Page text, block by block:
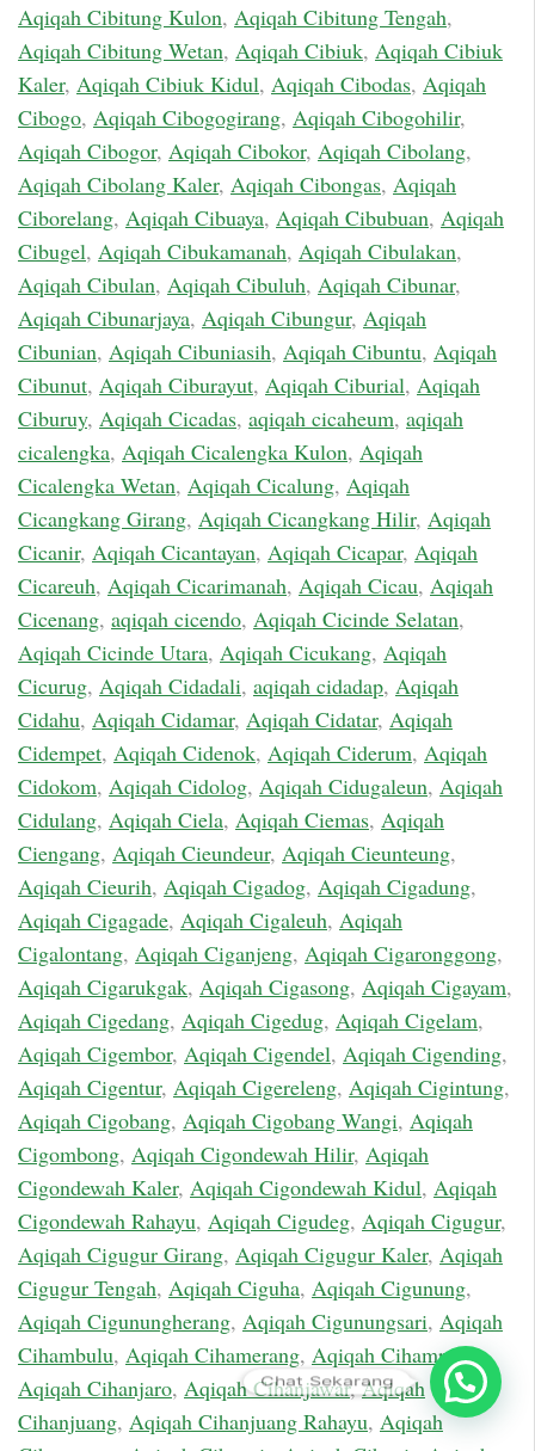
Aqiqah Cibitung Kulon, Aqiqah Cibitung Tengah,
Aqiqah Cibitung Wetan, Aqiqah Cibiuk, Aqiqah Cibiuk
Kaler, Aqiqah Cibiuk Kidul, Aqiqah Cibodas, Aqiqah
Cibogo, Aqiqah Cibogogirang, Aqiqah Cibogohilir,
Aqiqah Cibogor, Aqiqah Cibokor, Aqiqah Cibolang,
Aqiqah Cibolang Kaler, Aqiqah Cibongas, Aqiqah
Ciborelang, Aqiqah Cibuaya, Aqiqah Cibubuan, Aqiqah
Cibugel, Aqiqah Cibukamanah, Aqiqah Cibulakan,
Aqiqah Cibulan, Aqiqah Cibuluh, Aqiqah Cibunar,
Aqiqah Cibunarjaya, Aqiqah Cibungur, Aqiqah
Cibunian, Aqiqah Cibuniasih, Aqiqah Cibuntu, Aqiqah
Cibunut, Aqiqah Ciburayut, Aqiqah Ciburial, Aqiqah
Ciburuy, Aqiqah Cicadas, aqiqah cicaheum, aqiqah
cicalengka, Aqiqah Cicalengka Kulon, Aqiqah
Cicalengka Wetan, Aqiqah Cicalung, Aqiqah
Cicangkang Girang, Aqiqah Cicangkang Hilir, Aqiqah
Cicanir, Aqiqah Cicantayan, Aqiqah Cicapar, Aqiqah
Cicareuh, Aqiqah Cicarimanah, Aqiqah Cicau, Aqiqah
Cicenang, aqiqah cicendo, Aqiqah Cicinde Selatan,
Aqiqah Cicinde Utara, Aqiqah Cicukang, Aqiqah
Cicurug, Aqiqah Cidadali, aqiqah cidadap, Aqiqah
Cidahu, Aqiqah Cidamar, Aqiqah Cidatar, Aqiqah
Cidempet, Aqiqah Cidenok, Aqiqah Ciderum, Aqiqah
Cidokom, Aqiqah Cidolog, Aqiqah Cidugaleun, Aqiqah
Cidulang, Aqiqah Ciela, Aqiqah Ciemas, Aqiqah
Ciengang, Aqiqah Cieundeur, Aqiqah Cieunteung,
Aqiqah Cieurih, Aqiqah Cigadog, Aqiqah Cigadung,
Aqiqah Cigagade, Aqiqah Cigaleuh, Aqiqah
Cigalontang, Aqiqah Ciganjeng, Aqiqah Cigaronggong,
Aqiqah Cigarukgak, Aqiqah Cigasong, Aqiqah Cigayam,
Aqiqah Cigedang, Aqiqah Cigedug, Aqiqah Cigelam,
Aqiqah Cigembor, Aqiqah Cigendel, Aqiqah Cigending,
Aqiqah Cigentur, Aqiqah Cigereleng, Aqiqah Cigintung,
Aqiqah Cigobang, Aqiqah Cigobang Wangi, Aqiqah
Cigombong, Aqiqah Cigondewah Hilir, Aqiqah
Cigondewah Kaler, Aqiqah Cigondewah Kidul, Aqiqah
Cigondewah Rahayu, Aqiqah Cigudeg, Aqiqah Cigugur,
Aqiqah Cigugur Girang, Aqiqah Cigugur Kaler, Aqiqah
Cigugur Tengah, Aqiqah Ciguha, Aqiqah Cigunung,
Aqiqah Cigunungherang, Aqiqah Cigunungsari, Aqiqah
Cihambulu, Aqiqah Cihamerang, Aqiqah Cihampelas,
Aqiqah Cihanjaro, Aqiqah Cihanjawar,Aqiqah
Cihanjuang, Aqiqah Cihanjuang Rahayu, Aqiqah
Chat Sekarang